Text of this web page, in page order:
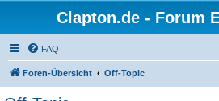
Clapton.de - Forum
FAQ
Foren-Übersicht Off-Topic